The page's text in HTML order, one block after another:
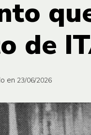
de
en 23/06/2026